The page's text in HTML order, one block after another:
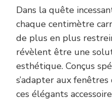
Dans la quête
chaque centimètre
de plus en plus
révèlent être une
esthétique. Conçus
s’adapter aux
ces élégants